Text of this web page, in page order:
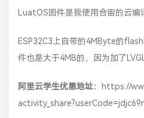
LuatOS固件是我使用合宙的云编
ESP32C3上自带的4MByte的
件也是大于4MB的，因为加了
阿里云学生优惠地址：
https://